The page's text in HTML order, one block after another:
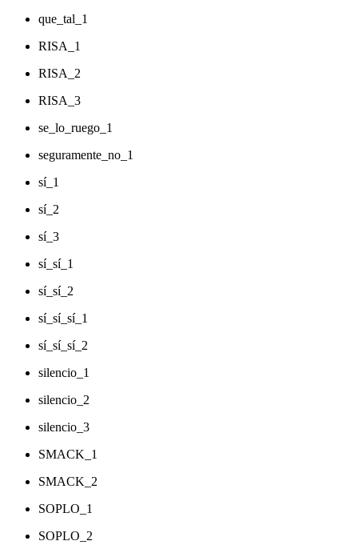
que_tal_1
RISA_1
RISA_2
RISA_3
se_lo_ruego_1
seguramente_no_1
sí_1
sí_2
sí_3
sí_sí_1
sí_sí_2
sí_sí_sí_1
sí_sí_sí_2
silencio_1
silencio_2
silencio_3
SMACK_1
SMACK_2
SOPLO_1
SOPLO_2